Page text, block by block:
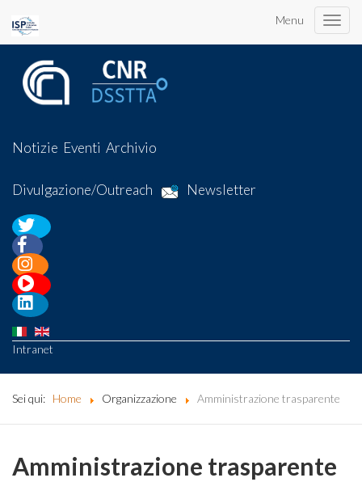
Menu
Toggle
Notizie Eventi Archivio
Divulgazione/Outreach Newsletter
Intranet
Sei qui: Home Organizzazione Amministrazione trasparente
Amministrazione trasparente